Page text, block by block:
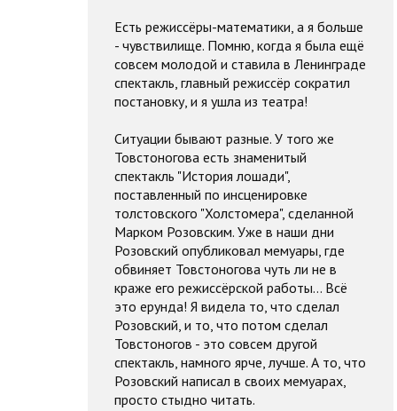
Есть режиссёры-математики, а я больше
- чувствилище. Помню, когда я была ещё
совсем молодой и ставила в Ленинграде
спектакль, главный режиссёр сократил
постановку, и я ушла из театра!
Ситуации бывают разные. У того же
Товстоногова есть знаменитый
спектакль "История лошади",
поставленный по инсценировке
толстовского "Холстомера", сделанной
Марком Розовским. Уже в наши дни
Розовский опубликовал мемуары, где
обвиняет Товстоногова чуть ли не в
краже его режиссёрской работы... Всё
это ерунда! Я видела то, что сделал
Розовский, и то, что потом сделал
Товстоногов - это совсем другой
спектакль, намного ярче, лучше. А то, что
Розовский написал в своих мемуарах,
просто стыдно читать.